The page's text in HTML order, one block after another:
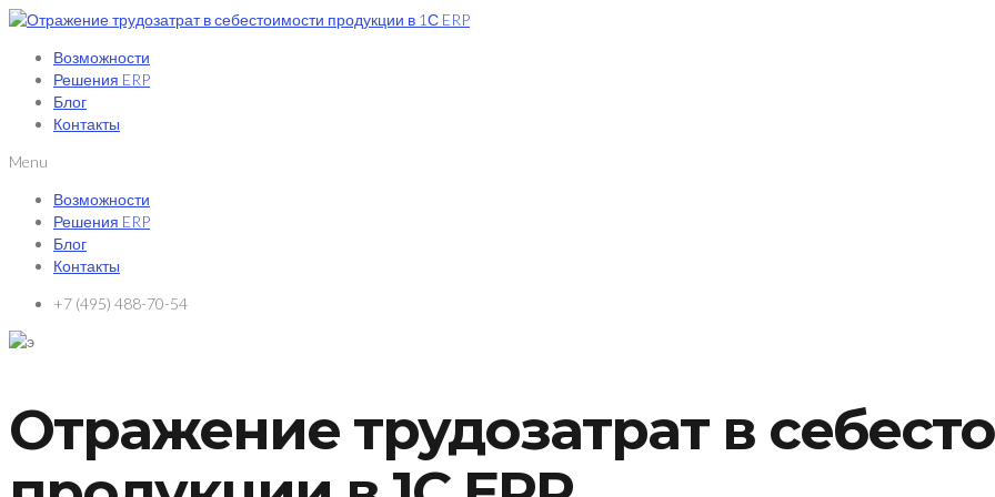
Возможности
Решения ERP
Блог
Контакты
Menu
Возможности
Решения ERP
Блог
Контакты
+7 (495) 488-70-54
Отражение трудозатрат в